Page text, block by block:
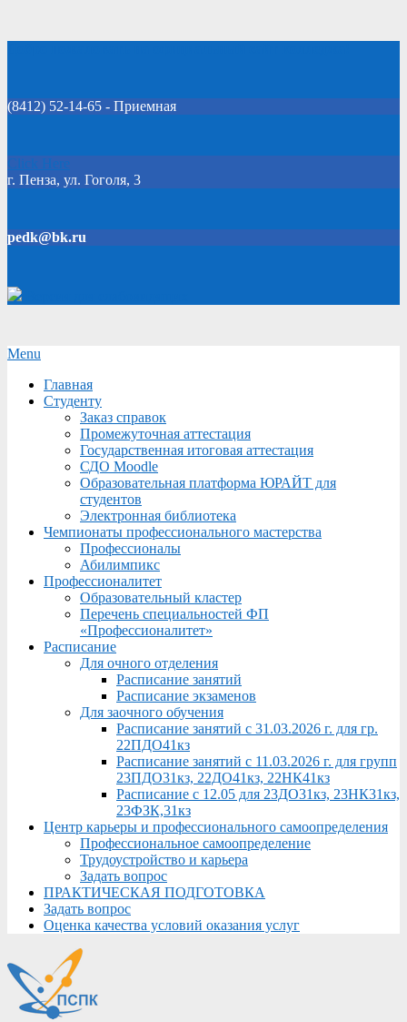
(8412) 52-14-65 - Приемная
Click Here
г. Пенза, ул. Гоголя, 3
pedk@bk.ru
Secondary
Menu
Menu
Главная
Студенту
Заказ справок
Промежуточная аттестация
Государственная итоговая аттестация
СДО Moodle
Образовательная платформа ЮРАЙТ для
студентов
Электронная библиотека
Чемпионаты профессионального мастерства
Профессионалы
Абилимпикс
Профессионалитет
Образовательный кластер
Перечень специальностей ФП
«Профессионалитет»
Расписание
Для очного отделения
Расписание занятий
Расписание экзаменов
Для заочного обучения
Расписание занятий с 31.03.2026 г. для гр.
22ПДО41кз
Расписание занятий с 11.03.2026 г. для групп
23ПДО31кз, 22ДО41кз, 22НК41кз
Расписание с 12.05 для 23ДО31кз, 23НК31кз,
23ФЗК,31кз
Центр карьеры и профессионального самоопределения
Профессиональное самоопределение
Трудоустройство и карьера
Задать вопрос
ПРАКТИЧЕСКАЯ ПОДГОТОВКА
Задать вопрос
Оценка качества условий оказания услуг